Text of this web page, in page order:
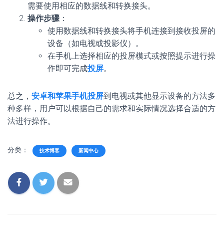
需要使用相应的数据线和转换接头。
操作步骤：
使用数据线和转换接头将手机连接到接收投屏的
设备（如电视或投影仪）。
在手机上选择相应的投屏模式或按照提示进行操
作即可完成投屏。
总之， 安卓和苹果手机投屏到电视或其他显示设备的方法多
种多样，用户可以根据自己的需求和实际情况选择合适的方
法进行操作。
分类： 技术博客 新闻中心